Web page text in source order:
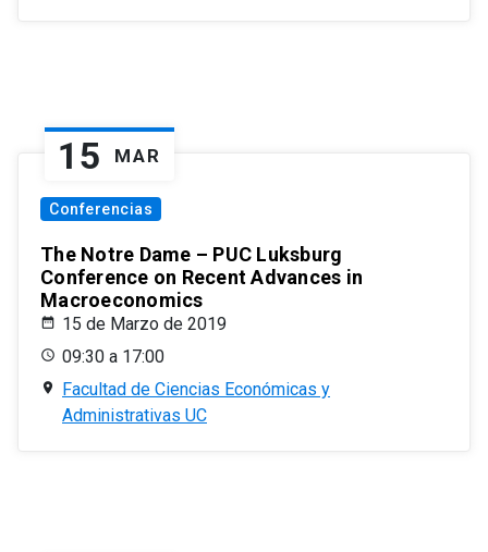
15 MAR
Conferencias
The Notre Dame – PUC Luksburg
Conference on Recent Advances in
Macroeconomics
15 de Marzo de 2019
09:30 a 17:00
Facultad de Ciencias Económicas y
Administrativas UC